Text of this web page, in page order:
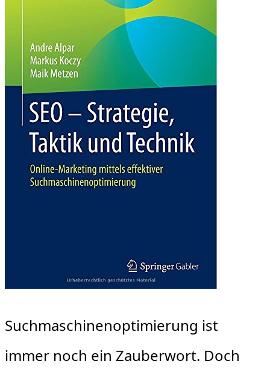
Suchmaschinenoptimierung ist
immer noch ein Zauberwort. Doch